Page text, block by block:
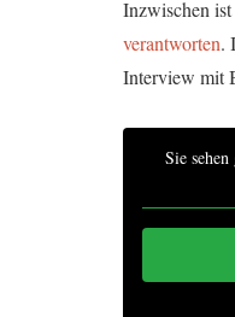
Inzwischen ist
verantworten.
Interview mit
Sie